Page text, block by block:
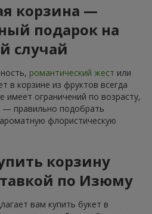
корзина —
подарок на
случай
романтический жест или
в корзине из фруктов всегда
имеет ограничений по возрасту,
— правильно подобрать
флористическую
корзину
по Изюму
вам купить букет в